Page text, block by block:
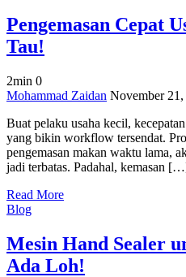
Pengemasan Cepat
Tau!
2min 0
on
Cepat
Usaha
Kecil,
Wajib
Mohammad Zaidan November
Buat pelaku usaha kecil,
yang bikin workflow tersendat.
pengemasan makan waktu lama,
jadi terbatas. Padahal, kemasan
Read More
Blog
Mesin Hand Sealer
Ada Loh!